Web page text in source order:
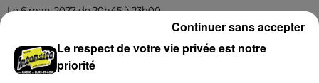
Le 6 mars 2027 de 20h45 à 23h00
RAMBOUILLET (78) - SPECTACLE : VICTOR
HUGOAT N°1 DU RAP FRANÇAIS
Samedi 6 mars 2027 à 20h45 au Centre Culturel La
Lanterne de Rambouillet (Yvelines) : Victor Hugoat
Le respect de votre vie privée est notre
priorité
Continuer sans accepter